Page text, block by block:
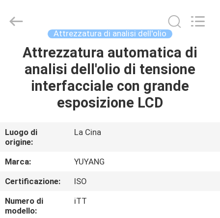
CASA
PRODOTTI
VR
CIRCA
NOI
GIRO
YUYANG
INSTRUMENT
Attrezzatura di analisi dell'olio
Attrezzatura automatica di
analisi dell'olio di tensione
interfacciale con grande
esposizione LCD
Luogo di
origine:
La Cina
Marca:
YUYANG
Certificazione:
ISO
Numero di
modello:
iTT